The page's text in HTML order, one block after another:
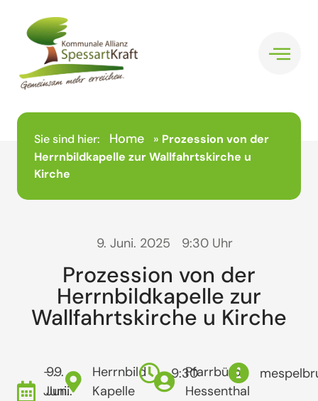
Sie sind hier: Home » Prozession von der
Herrnbildkapelle zur Wallfahrtskirche u
Kirche
9. Juni. 2025 9:30 Uhr
Prozession von der
Herrnbildkapelle zur
Wallfahrtskirche u Kirche
9.
Juni.
- 9.
Juni.
Herrnbild
Kapelle
9:30Pfarrbüro
Hessenthal